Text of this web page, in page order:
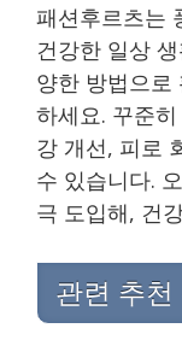
패션후르츠는
건강한 일상
양한 방법으로
하세요. 꾸준
강 개선, 피로
수 있습니다.
극 도입해, 건
관련 추천